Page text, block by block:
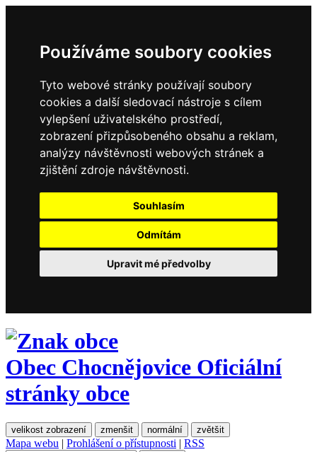
Používáme soubory cookies
Tyto webové stránky používají soubory
cookies a další sledovací nástroje s cílem
vylepšení uživatelského prostředí,
zobrazení přizpůsobeného obsahu a reklam,
analýzy návštěvnosti webových stránek a
zjištění zdroje návštěvnosti.
Souhlasím
Odmítám
Upravit mé předvolby
Obec Chocnějovice Oficiální
stránky obce
velikost zobrazení zmenšit normální zvětšit
Mapa webu | Prohlášení o přístupnosti | RSS